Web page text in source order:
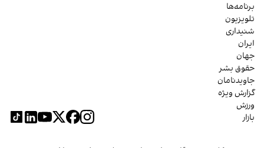
برنامه‌ها
تلویزیون
شنیداری
ایران
جهان
حقوق بشر
جاویدنامان
گزارش ویژه
ورزش
بازار